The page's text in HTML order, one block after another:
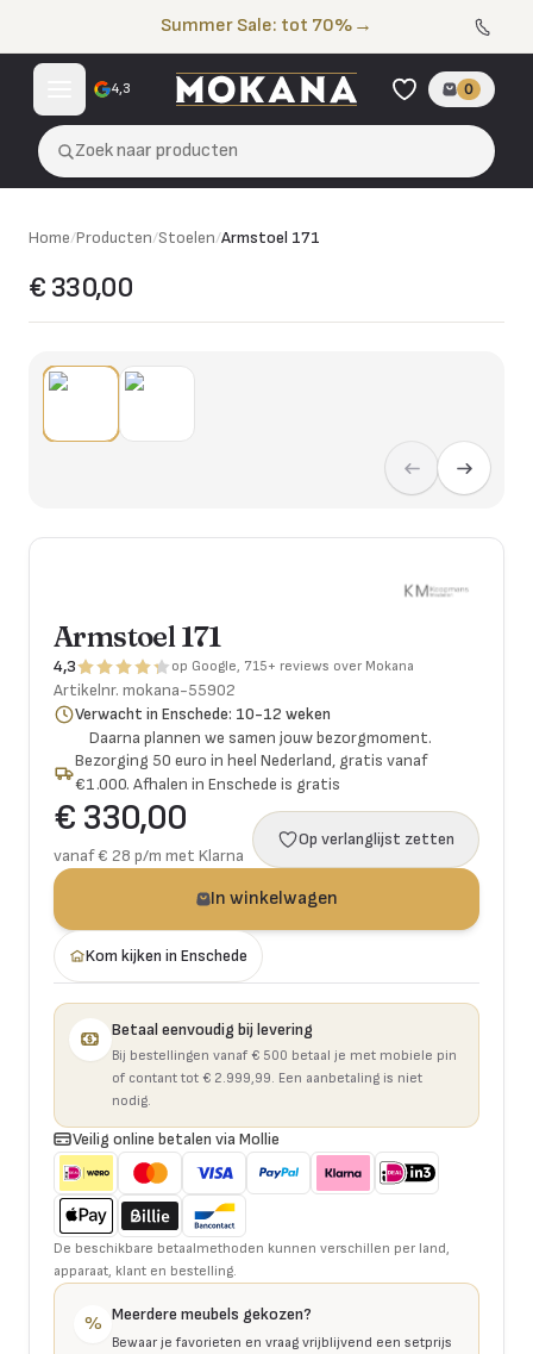
Summer Sale: tot 70% →
4,3 0
Zoek naar producten
Home/Producten/Stoelen/Armstoel 171
€ 330,00
Armstoel 171
4,3 op Google, 715+ reviews over Mokana
Artikelnr. mokana-55902
Verwacht in Enschede: 10-12 weken
Daarna plannen we samen jouw bezorgmoment.
Bezorging 50 euro in heel Nederland, gratis vanaf
€1.000. Afhalen in Enschede is gratis
€ 330,00
vanaf € 28 p/m met Klarna
Op verlanglijst zetten
In winkelwagen
Kom kijken in Enschede
Betaal eenvoudig bij levering
Bij bestellingen vanaf € 500 betaal je met mobiele pin
of contant tot € 2.999,99. Een aanbetaling is niet
nodig.
Veilig online betalen via Mollie
De beschikbare betaalmethoden kunnen verschillen per land,
apparaat, klant en bestelling.
% Meerdere meubels gekozen?
Bewaar je favorieten en vraag vrijblijvend een setprijs